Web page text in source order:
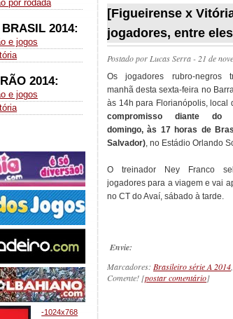
por rodada
2014:
e jogos
2014:
e jogos
-1024x768
[Figueirense x
jogadores, entre
Postado por Lucas Serra- 21 de
Os jogadores rubro-negros
manhã desta sexta-feira no
às 14h para Florianópolis, local
compromisso diante do
domingo, às 17 horas de
Salvador) , no Estádio Orlando
O treinador Ney Franco
jogadores para a viagem e vai
no CT do Avaí, sábado à tarde.
Envie:
Marcadores: Brasileiro série A 2014
Comente! [postar comentário]